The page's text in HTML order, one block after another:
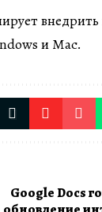
и Mac.
Google Docs